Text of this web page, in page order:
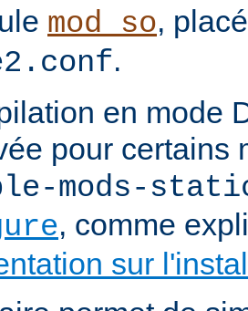
mod_so,
.
en mode
pour certains
mods-
, comme
sur